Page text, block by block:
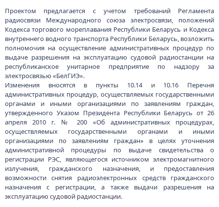
Проектом предлагается с учетом требований Регламента
радиосвязи Международного союза электросвязи, положений
Кодекса торгового мореплавания Республики Беларусь и Кодекса
внутреннего водного транспорта Республики Беларусь, возложить
полномочия на осуществление административных процедур по
выдаче разрешения на эксплуатацию судовой радиостанции на
республиканское унитарное предприятие по надзору за
электросвязью «БелГИЭ».
Изменения вносятся в пункты 10.14 и 10.16 Перечня
административных процедур, осуществляемых государственными
органами и иными организациями по заявлениям граждан,
утвержденного Указом Президента Республики Беларусь от 26
апреля 2010 г. № 200 «Об административных процедурах,
осуществляемых государственными органами и иными
организациями по заявлениям граждан» в целях уточнения
административной процедуры по выдаче свидетельства о
регистрации РЭС, являющегося источником электромагнитного
излучения, гражданского назначения, и предоставления
возможности снятия радиоэлектронных средств гражданского
назначения с регистрации, а также выдачи разрешения на
эксплуатацию судовой радиостанции.